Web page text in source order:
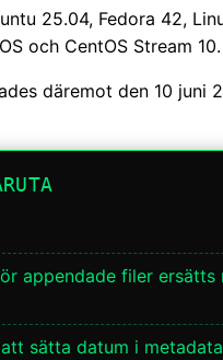
25.04, Fedora 42,
och CentOS Stream 10.
däremot den 10 juni
appendade filer ersätts
sätta datum i